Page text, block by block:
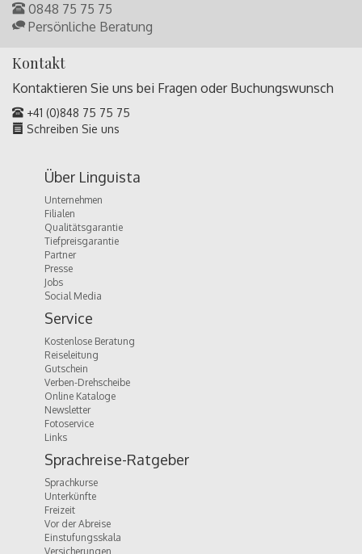
0848 75 75 75
Persönliche Beratung
Kontakt
Kontaktieren Sie uns bei Fragen oder Buchungswunsch
+41 (0)848 75 75 75
Schreiben Sie uns
Über Linguista
Unternehmen
Filialen
Qualitätsgarantie
Tiefpreisgarantie
Partner
Presse
Jobs
Social Media
Service
Kostenlose Beratung
Reiseleitung
Gutschein
Verben-Drehscheibe
Online Kataloge
Newsletter
Fotoservice
Links
Sprachreise-Ratgeber
Sprachkurse
Unterkünfte
Freizeit
Vor der Abreise
Einstufungsskala
Versicherungen